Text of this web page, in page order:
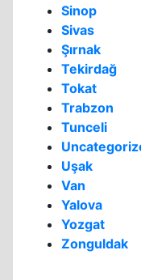
Sinop
Sivas
Şırnak
Tekirdağ
Tokat
Trabzon
Tunceli
Uşak
Van
Yalova
Yozgat
Zonguldak